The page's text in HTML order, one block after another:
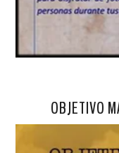
OBJETIVO